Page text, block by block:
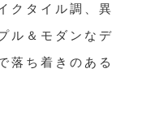
クタイル調、異
ル＆モダンなデ
落ち着きのある